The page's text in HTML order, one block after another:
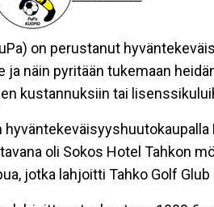
on perustanut
ja näin pyritään tukemaan
kustannuksiin tai
oli Sokos Hotel Tahkon
jotka lahjoitti Tahko Golf